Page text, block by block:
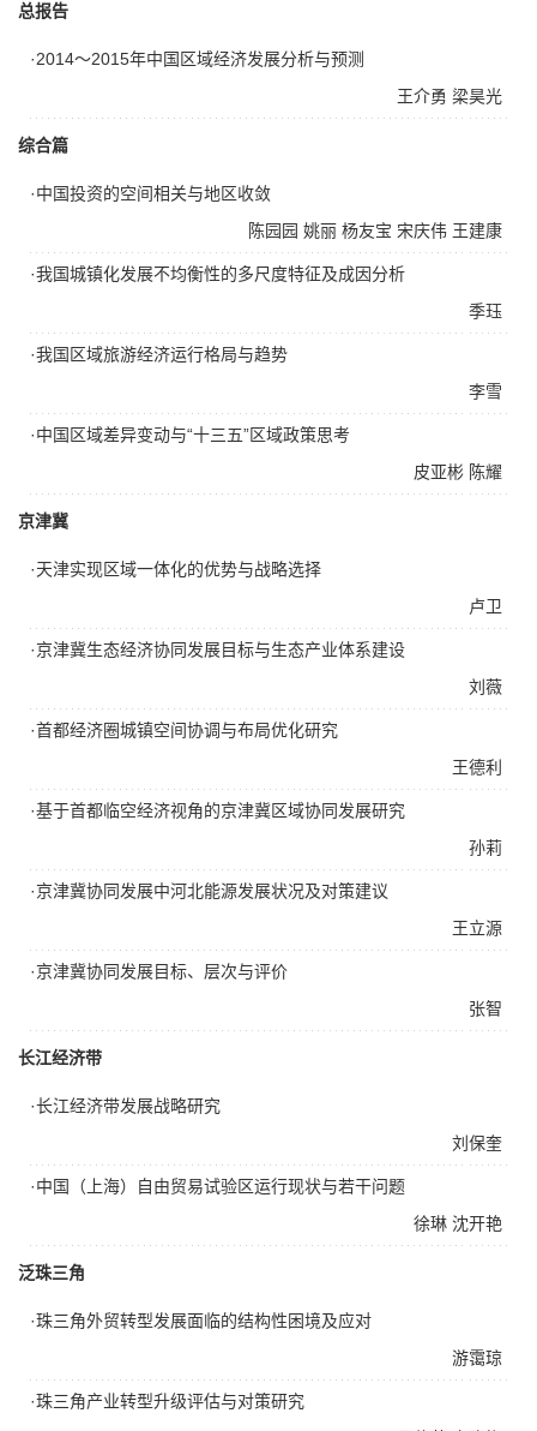
总报告
梁昊光
王介勇
·2014～2015年中国区域经济发展分析与预测
综合篇
王建康
宋庆伟
杨友宝
姚丽
陈园园
·中国投资的空间相关与地区收敛
季珏
·我国城镇化发展不均衡性的多尺度特征及成因分析
李雪
·我国区域旅游经济运行格局与趋势
陈耀
皮亚彬
·中国区域差异变动与“十三五”区域政策思考
京津冀
卢卫
·天津实现区域一体化的优势与战略选择
刘薇
·京津冀生态经济协同发展目标与生态产业体系建设
王德利
·首都经济圈城镇空间协调与布局优化研究
孙莉
·基于首都临空经济视角的京津冀区域协同发展研究
王立源
·京津冀协同发展中河北能源发展状况及对策建议
张智
·京津冀协同发展目标、层次与评价
长江经济带
刘保奎
·长江经济带发展战略研究
沈开艳
徐琳
·中国（上海）自由贸易试验区运行现状与若干问题
泛珠三角
游霭琼
·珠三角外贸转型发展面临的结构性困境及应对
·珠三角产业转型升级评估与对策研究